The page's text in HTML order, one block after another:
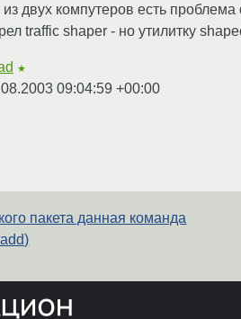
двух компутеров есть
traffic shaper - но утилитку
★
09:04:59 +00:00
пакета данная команда